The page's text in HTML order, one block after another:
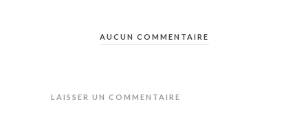
AUCUN COMMENTAIRE
LAISSER UN COMMENTAIRE